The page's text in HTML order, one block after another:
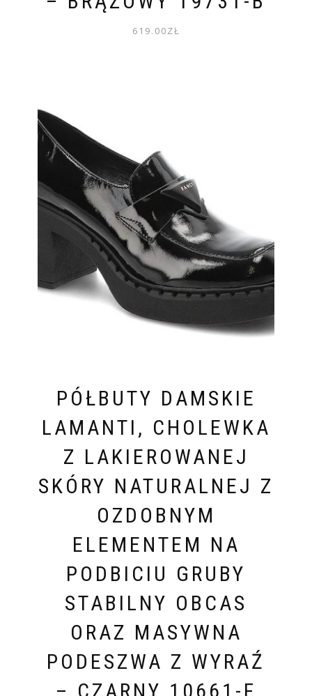
619.00ZŁ
PÓŁBUTY DAMSKIE
LAMANTI, CHOLEWKA
Z LAKIEROWANEJ
SKÓRY NATURALNEJ Z
OZDOBNYM
ELEMENTEM NA
PODBICIU GRUBY
STABILNY OBCAS
ORAZ MASYWNA
PODESZWA Z WYRAŹ
– CZARNY 10661-F